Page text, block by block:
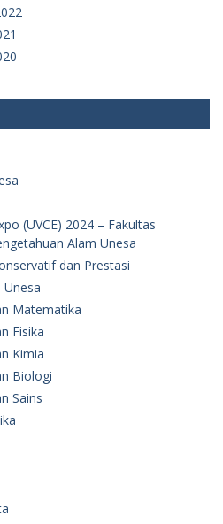
(UVCE) 2024 – Fakultas
Alam Unesa
dan Prestasi
Matematika
Fisika
Kimia
Biologi
Sains